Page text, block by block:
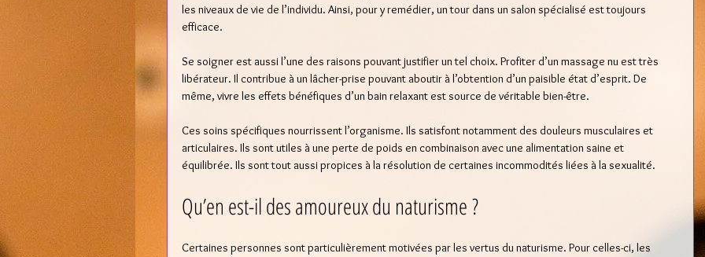
les niveaux de vie de l’individu. Ainsi, pour y remédier, un tour dans un salon spécialisé est toujours
efficace.
Se soigner est aussi l’une des raisons pouvant justifier un tel choix. Profiter d’un massage nu est très
libérateur. Il contribue à un lâcher-prise pouvant aboutir à l’obtention d’un paisible état d’esprit. De
même, vivre les effets bénéfiques d’un bain relaxant est source de véritable bien-être.
Ces soins spécifiques nourrissent l’organisme. Ils satisfont notamment des douleurs musculaires et
articulaires. Ils sont utiles à une perte de poids en combinaison avec une alimentation saine et
équilibrée. Ils sont tout aussi propices à la résolution de certaines incommodités liées à la sexualité.
Qu’en est-il des amoureux du naturisme ?
Certaines personnes sont particulièrement motivées par les vertus du naturisme. Pour celles-ci, les